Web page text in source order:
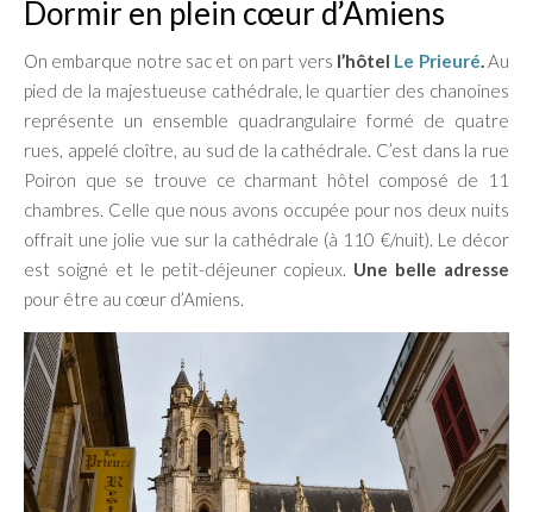
Dormir en plein cœur d’Amiens
On embarque notre sac et on part vers l’hôtel Le Prieuré.Au
pied de la majestueuse cathédrale, le quartier des chanoines
représente un ensemble quadrangulaire formé de quatre
rues, appelé cloître, au sud de la cathédrale. C’est dans la rue
Poiron que se trouve ce charmant hôtel composé de 11
chambres. Celle que nous avons occupée pour nos deux nuits
offrait une jolie vue sur la cathédrale (à 110 €/nuit). Le décor
est soigné et le petit-déjeuner copieux. Une belle adresse
pour être au cœur d’Amiens.